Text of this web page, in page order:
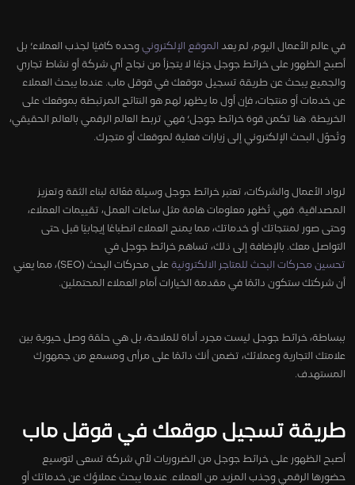
في عالم الأعمال اليوم، لم يعد الموقع الإلكتروني وحده كافيًا لجذب العملاء؛ بل
أصبح الظهور على خرائط جوجل جزءًا لا يتجزأ من نجاح أي شركة أو نشاط تجاري
والجميع يبحث عن طريقة تسجيل موقعك في قوقل ماب. عندما يبحث العملاء
عن خدمات أو منتجات، فإن أول ما يظهر لهم هو النتائج المرتبطة بموقعك على
الخريطة. هنا تكمن قوة خرائط جوجل؛ فهي تربط العالم الرقمي بالعالم الحقيقي،
وتُحوّل البحث الإلكتروني إلى زيارات فعلية لموقعك أو متجرك.
لرواد الأعمال والشركات، تعتبر خرائط جوجل وسيلة فعّالة لبناء الثقة وتعزيز
المصداقية. فهي تُظهر معلومات هامة مثل ساعات العمل، تقييمات العملاء،
وحتى صور لمنتجاتك أو خدماتك، مما يمنح العملاء انطباعًا إيجابيًا قبل حتى
التواصل معك. بالإضافة إلى ذلك، تساهم خرائط جوجل في
تحسين محركات البحث للمتاجر الالكترونية
على محركات البحث (SEO)، مما يعني
أن شركتك ستكون دائمًا في مقدمة الخيارات أمام العملاء المحتملين.
ببساطة، خرائط جوجل ليست مجرد أداة للملاحة، بل هي حلقة وصل حيوية بين
علامتك التجارية وعملائك، تضمن أنك دائمًا على مرأى ومسمع من جمهورك
المستهدف.
طريقة تسجيل موقعك في قوقل ماب
أصبح الظهور على خرائط جوجل من الضروريات لأي شركة تسعى لتوسيع
حضورها الرقمي وجذب المزيد من العملاء. عندما يبحث عملاؤك عن خدماتك أو